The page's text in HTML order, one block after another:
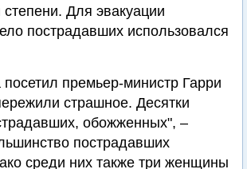
степени. Для эвакуации
пострадавших использовался
премьер-министр Гарри
страшное. Десятки
обожженных", –
пострадавших
среди них также три женщины